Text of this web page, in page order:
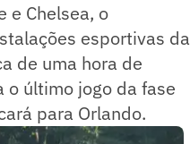
e Chelsea, o
esportivas da
de uma hora de
o último jogo da fase
para Orlando.